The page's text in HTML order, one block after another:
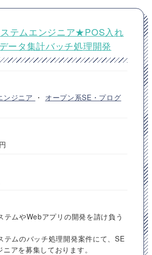
ステムエンジニア★POS入れ
ータ集計バッチ処理開発
ンジニア ・ オープン系SE・プログ
テムやWebアプリの開発を請け負う
テムのバッチ処理開発案件にて、SE
アを募集しております。